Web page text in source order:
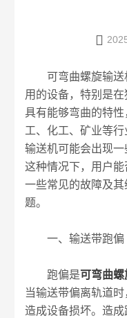

可弯曲螺旋输送
用的设备，特别是
具有能够弯曲的特
工、化工、矿业等
输送机可能会出现
这种情况下，用户
一些常见的故障及
题。
一、输送带跑偏
跑偏是可弯曲
当输送带偏离轨道
造成设备损坏。造